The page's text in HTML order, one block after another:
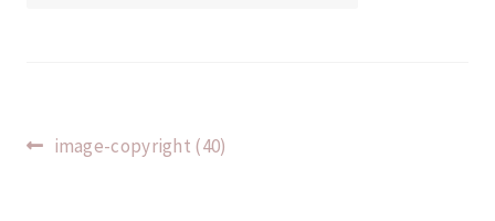
Indlægsnavigation
Forrige
image-copyright (40)